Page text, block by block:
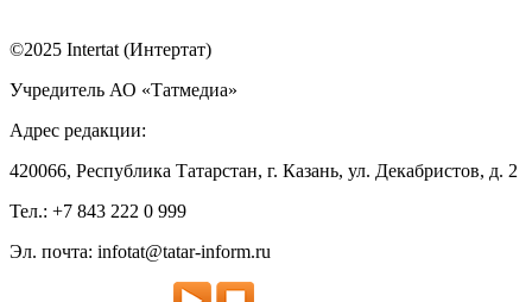
©2025 Intertat (Интертат)
Учредитель АО «Татмедиа»
Адрес редакции:
420066, Республика Татарстан, г. Казань, ул. Декабристов, д. 2
Тел.: +7 843 222 0 999
Эл. почта: infotat@tatar-inform.ru